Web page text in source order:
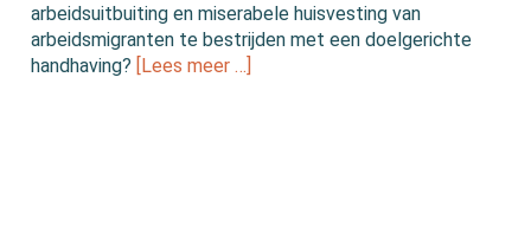
arbeidsuitbuiting en miserabele huisvesting van
arbeidsmigranten te bestrijden met een doelgerichte
handhaving? [Lees meer …]